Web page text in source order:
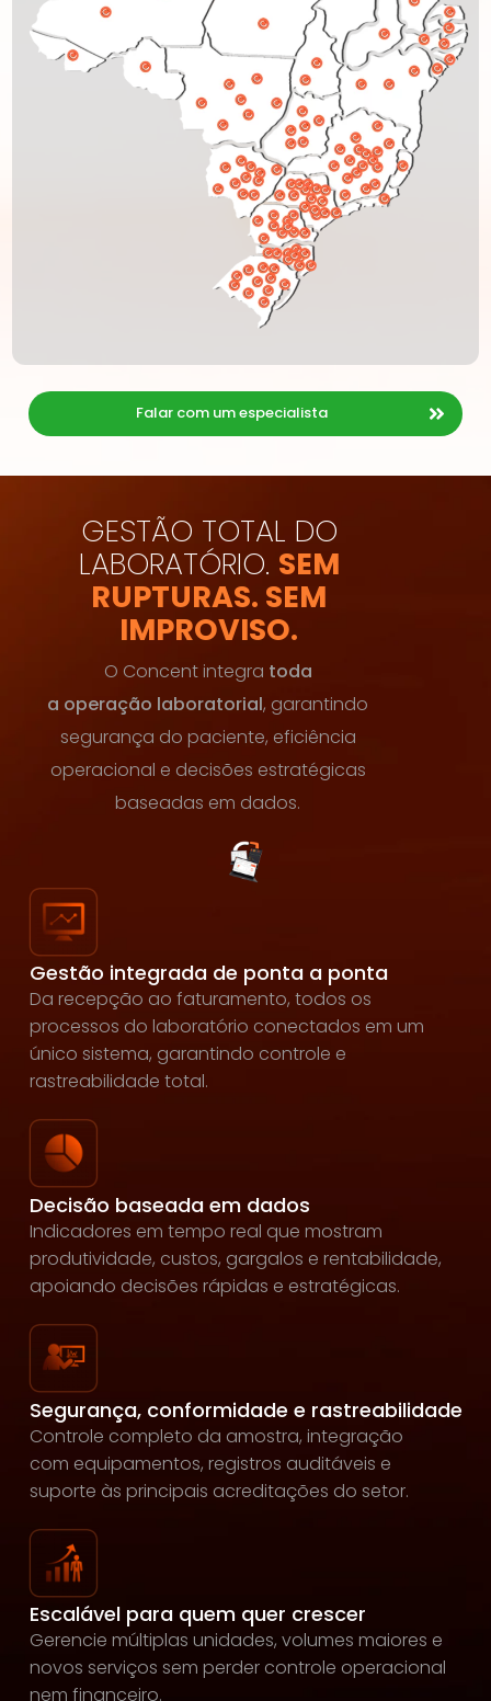
Falar com um especialista
GESTÃO TOTAL DO
LABORATÓRIO. SEM
RUPTURAS. SEM
IMPROVISO.
O Concent integra toda
a operação laboratorial, garantindo
segurança do paciente, eficiência
operacional e decisões estratégicas
baseadas em dados.
Gestão integrada de ponta a ponta
Da recepção ao faturamento, todos os
processos do laboratório conectados em um
único sistema, garantindo controle e
rastreabilidade total.
Decisão baseada em dados
Indicadores em tempo real que mostram
produtividade, custos, gargalos e rentabilidade,
apoiando decisões rápidas e estratégicas.
Segurança, conformidade e rastreabilidade
Controle completo da amostra, integração
com equipamentos, registros auditáveis e
suporte às principais acreditações do setor.
Escalável para quem quer crescer
Gerencie múltiplas unidades, volumes maiores e
novos serviços sem perder controle operacional
nem financeiro.